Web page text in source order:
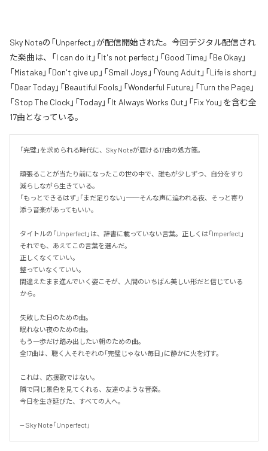
Sky Noteの「Unperfect」が配信開始された。今回デジタル配信され
た楽曲は、「I can do it」「It's not perfect」「Good Time」「Be Okay」
「Mistake」「Don't give up」「Small Joys」「Young Adult」「Life is short」
「Dear Today」「Beautiful Fools」「Wonderful Future」「Turn the Page」
「Stop The Clock」「Today」「It Always Works Out」「Fix You」を含む全
17曲となっている。
「完璧」を求められる時代に、Sky Noteが届ける17曲の処方箋。
頑張ることが当たり前になったこの世の中で、誰もが少しずつ、自分をすり
減らしながら生きている。
「もっとできるはず」「まだ足りない」──そんな声に追われる夜、そっと寄り
添う音楽があってもいい。
タイトルの「Unperfect」は、辞書に載っていない言葉。正しくは「Imperfect」
それでも、あえてこの言葉を選んだ。
正しくなくていい。
整っていなくていい。
間違えたまま進んでいく姿こそが、人間のいちばん美しい形だと信じている
から。
失敗した日のための曲。
眠れない夜のための曲。
もう一歩だけ踏み出したい朝のための曲。
全17曲は、聴く人それぞれの「完璧じゃない毎日」に静かに火を灯す。
これは、応援歌ではない。
隣で同じ景色を見てくれる、友達のような音楽。
今日を生き延びた、すべての人へ。
-- Sky Note「Unperfect」